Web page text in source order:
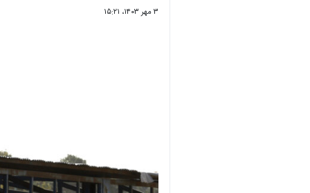
۳ مهر ۱۴۰۳، ۱۵:۲۱